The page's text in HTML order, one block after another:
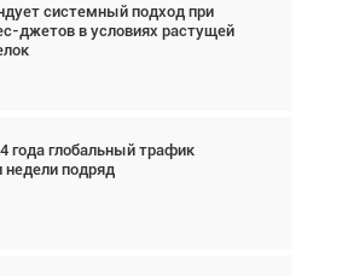
системный подход при
джетов в условиях растущей
года глобальный трафик
недели подряд
Дэйв Кох: «Фотография
себя... а ИИ всё портит»
года глобальный трафик
недели подряд